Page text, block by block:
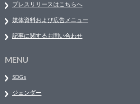
プレスリリースはこちらへ
媒体資料および広告メニュー
記事に関するお問い合わせ
MENU
SDGs
ジェンダー